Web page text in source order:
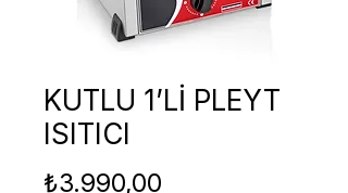
KUTLU 1’Lİ PLEYT
ISITICI
₺3.990,00